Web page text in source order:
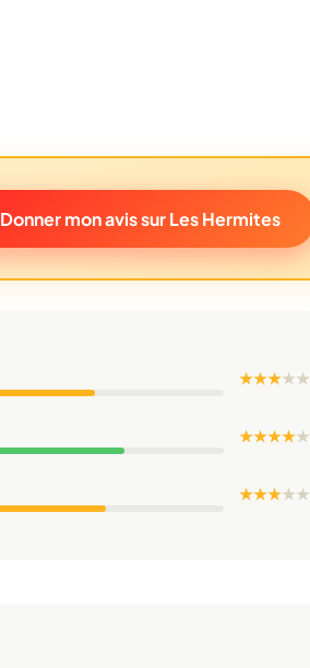
Donner mon avis sur Les Hermites
★ ★ ★★★
★ ★ ★ ★★
★ ★ ★★★